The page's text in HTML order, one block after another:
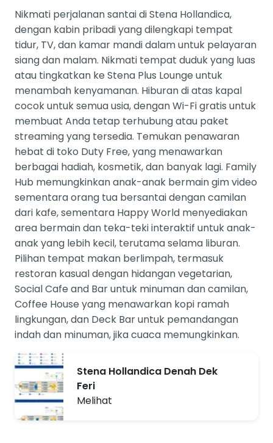
Nikmati perjalanan santai di Stena Hollandica,
dengan kabin pribadi yang dilengkapi tempat
tidur, TV, dan kamar mandi dalam untuk pelayaran
siang dan malam. Nikmati tempat duduk yang luas
atau tingkatkan ke Stena Plus Lounge untuk
menambah kenyamanan. Hiburan di atas kapal
cocok untuk semua usia, dengan Wi-Fi gratis untuk
membuat Anda tetap terhubung atau paket
streaming yang tersedia. Temukan penawaran
hebat di toko Duty Free, yang menawarkan
berbagai hadiah, kosmetik, dan banyak lagi. Family
Hub memungkinkan anak-anak bermain gim video
sementara orang tua bersantai dengan camilan
dari kafe, sementara Happy World menyediakan
area bermain dan teka-teki interaktif untuk anak-
anak yang lebih kecil, terutama selama liburan.
Pilihan tempat makan berlimpah, termasuk
restoran kasual dengan hidangan vegetarian,
Social Cafe and Bar untuk minuman dan camilan,
Coffee House yang menawarkan kopi ramah
lingkungan, dan Deck Bar untuk pemandangan
indah dan minuman, jika cuaca memungkinkan.
Stena Hollandica Denah Dek
Feri
Melihat